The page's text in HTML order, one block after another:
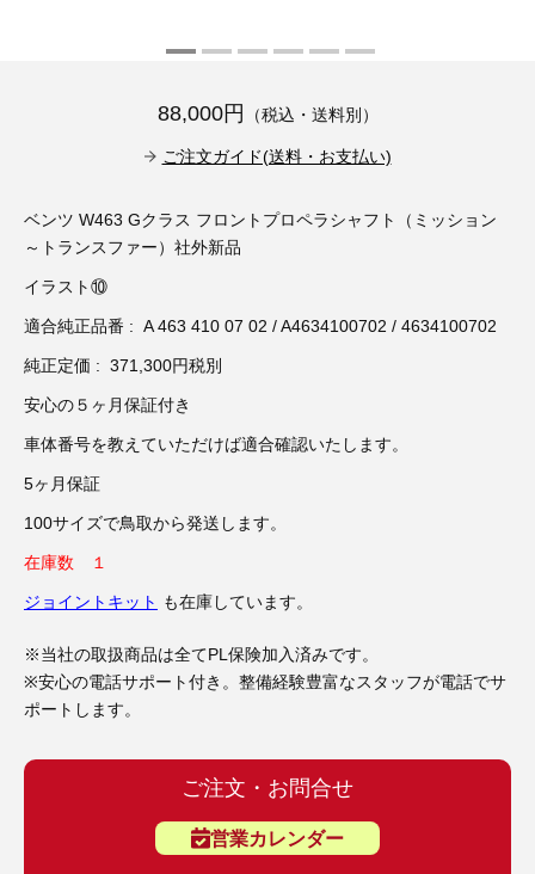
バッテリーチャージャー（4）
ディーゼルインジェクター&グロープラグ ツール（7）
ホイールロック取り外しツール（6）
3D プリンターペン（8）
その他（12）
88,000円 （税込・送料別）
ご注文ガイド(送料・お支払い)
ベンツ W463 Gクラス フロントプロペラシャフト（ミッション
～トランスファー）社外新品
イラスト⑩
適合純正品番 : A 463 410 07 02 / A4634100702 / 4634100702
純正定価 : 371,300円税別
安心の５ヶ月保証付き
車体番号を教えていただけば適合確認いたします。
5ヶ月保証
100サイズで鳥取から発送します。
在庫数 １
ジョイントキット も在庫しています。
※当社の取扱商品は全てPL保険加入済みです。
※安心の電話サポート付き。整備経験豊富なスタッフが電話でサ
ポートします。
ご注文・お問合せ
営業カレンダー